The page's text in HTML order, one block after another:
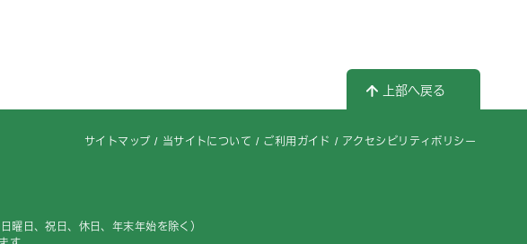
上部へ戻る
サイトマップ 当サイトについて ご利用ガイド アクセシビリティポリシー
曜日、祝日、休日、年末年始を除く）